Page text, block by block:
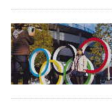
技
職
場
生